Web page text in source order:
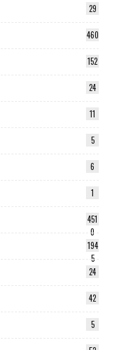
29
460
152
24
11
5
6
1
451
0
194
5
24
42
5